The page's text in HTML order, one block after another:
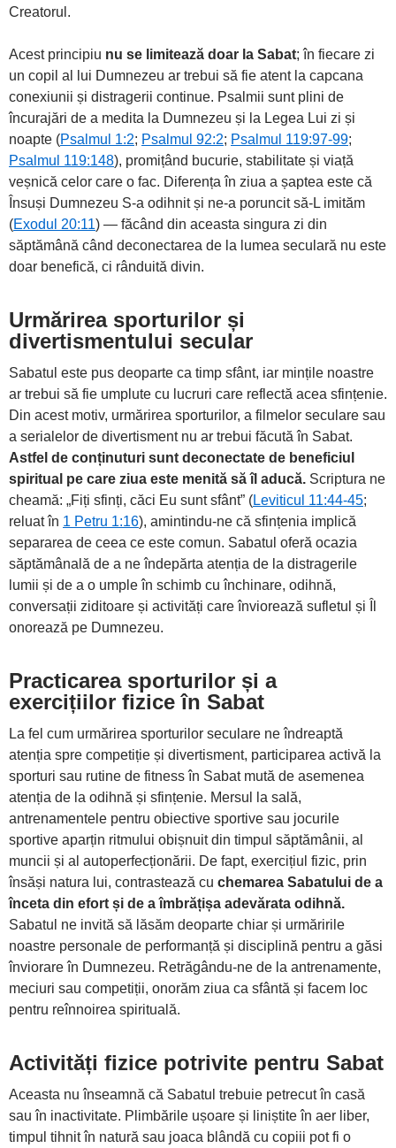
Creatorul.
Acest principiu nu se limitează doar la Sabat; în fiecare zi
un copil al lui Dumnezeu ar trebui să fie atent la capcana
conexiunii și distragerii continue. Psalmii sunt plini de
încurajări de a medita la Dumnezeu și la Legea Lui zi și
noapte (Psalmul 1:2; Psalmul 92:2; Psalmul 119:97-99;
Psalmul 119:148), promițând bucurie, stabilitate și viață
veșnică celor care o fac. Diferența în ziua a șaptea este că
Însuși Dumnezeu S-a odihnit și ne-a poruncit să-L imităm
(Exodul 20:11) — făcând din aceasta singura zi din
săptămână când deconectarea de la lumea seculară nu este
doar benefică, ci rânduită divin.
Urmărirea sporturilor și
divertismentului secular
Sabatul este pus deoparte ca timp sfânt, iar mințile noastre
ar trebui să fie umplute cu lucruri care reflectă acea sfințenie.
Din acest motiv, urmărirea sporturilor, a filmelor seculare sau
a serialelor de divertisment nu ar trebui făcută în Sabat.
Astfel de conținuturi sunt deconectate de beneficiul
spiritual pe care ziua este menită să îl aducă. Scriptura ne
cheamă: „Fiți sfinți, căci Eu sunt sfânt” (Leviticul 11:44-45;
reluat în 1 Petru 1:16), amintindu-ne că sfințenia implică
separarea de ceea ce este comun. Sabatul oferă ocazia
săptămânală de a ne îndepărta atenția de la distragerile
lumii și de a o umple în schimb cu închinare, odihnă,
conversații ziditoare și activități care înviorează sufletul și Îl
onorează pe Dumnezeu.
Practicarea sporturilor și a
exercițiilor fizice în Sabat
La fel cum urmărirea sporturilor seculare ne îndreaptă
atenția spre competiție și divertisment, participarea activă la
sporturi sau rutine de fitness în Sabat mută de asemenea
atenția de la odihnă și sfințenie. Mersul la sală,
antrenamentele pentru obiective sportive sau jocurile
sportive aparțin ritmului obișnuit din timpul săptămânii, al
muncii și al autoperfecționării. De fapt, exercițiul fizic, prin
însăși natura lui, contrastează cu chemarea Sabatului de a
înceta din efort și de a îmbrățișa adevărata odihnă.
Sabatul ne invită să lăsăm deoparte chiar și urmăririle
noastre personale de performanță și disciplină pentru a găsi
înviorare în Dumnezeu. Retrăgându-ne de la antrenamente,
meciuri sau competiții, onorăm ziua ca sfântă și facem loc
pentru reînnoirea spirituală.
Activități fizice potrivite pentru Sabat
Aceasta nu înseamnă că Sabatul trebuie petrecut în casă
sau în inactivitate. Plimbările ușoare și liniștite în aer liber,
timpul tihnit în natură sau joaca blândă cu copiii pot fi o